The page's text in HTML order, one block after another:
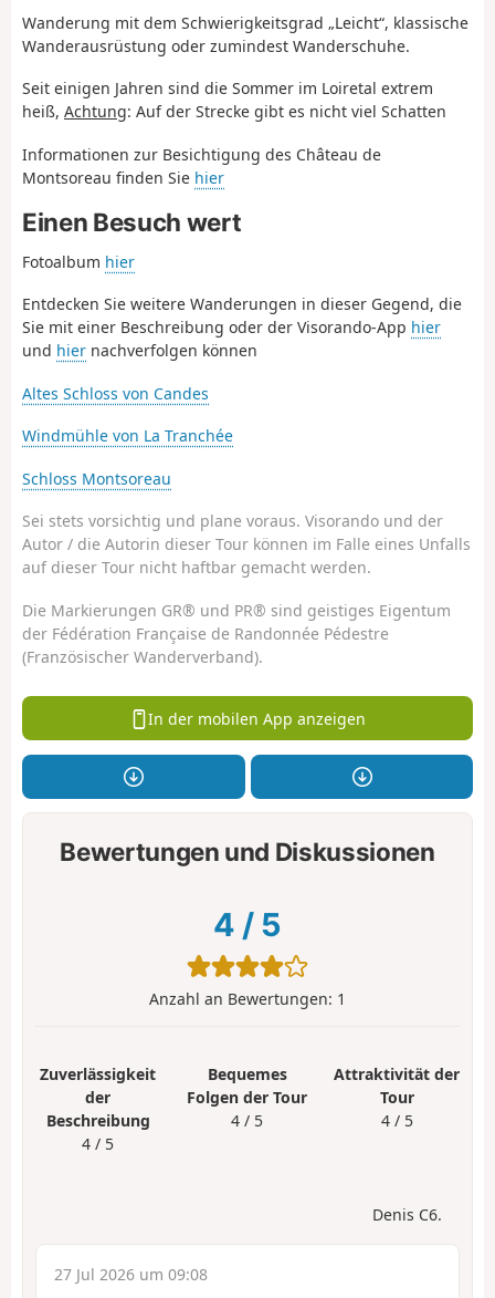
Wanderung mit dem Schwierigkeitsgrad „Leicht“, klassische
Wanderausrüstung oder zumindest Wanderschuhe.
Seit einigen Jahren sind die Sommer im Loiretal extrem
heiß, Achtung: Auf der Strecke gibt es nicht viel Schatten
Informationen zur Besichtigung des Château de
Montsoreau finden Sie hier
Einen Besuch wert
Fotoalbum hier
Entdecken Sie weitere Wanderungen in dieser Gegend, die
Sie mit einer Beschreibung oder der Visorando-App hier
und hier nachverfolgen können
Altes Schloss von Candes
Windmühle von La Tranchée
Schloss Montsoreau
Sei stets vorsichtig und plane voraus. Visorando und der
Autor / die Autorin dieser Tour können im Falle eines Unfalls
auf dieser Tour nicht haftbar gemacht werden.
Die Markierungen GR® und PR® sind geistiges Eigentum
der Fédération Française de Randonnée Pédestre
(Französischer Wanderverband).
In der mobilen App anzeigen
Bewertungen und Diskussionen
4 / 5
Anzahl an Bewertungen: 1
Zuverlässigkeit
der
Beschreibung
4 / 5
Bequemes
Folgen der Tour
4 / 5
Attraktivität der
Tour
4 / 5
Denis C6.
27 Jul 2026 um 09:08